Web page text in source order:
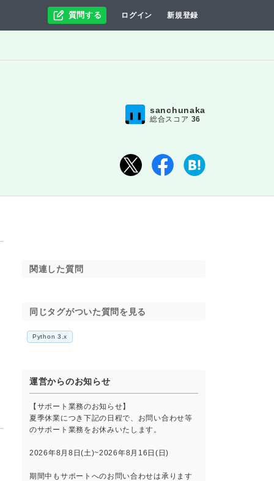
質問する ログイン 新規登録
sanchunaka
総合スコア 36
関連した質問
同じタグがついた質問を見る
Python 3.x
運営からのお知らせ
【サポート業務のお知らせ】
夏季休業につき下記の日程で、お問い合わせ等
のサポート業務をお休みいたします。
2026年8月8日(土)~2026年8月16日(日)
期間中もサポートへのお問い合わせは承ります